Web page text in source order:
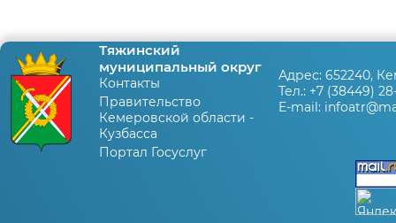
Тяжинский
муниципальный округ
Контакты
Правительство
Кемеровской области -
Кузбасса
Портал Госуслуг
Адрес: 652240,
Тел.: +7 (38449)
E-mail: